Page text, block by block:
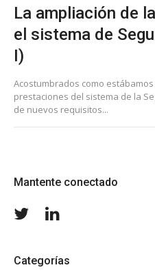
La ampliación de
el sistema de
I)
Acostumbrados como
prestaciones del sistema de la
de nuevos requisitos...
Mantente conectado
TwitterLinkedIn
Categorías